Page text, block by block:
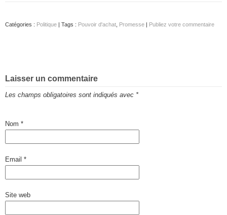
Catégories : Politique | Tags : Pouvoir d'achat Promesse Publiez votre commentaire
Laisser un commentaire
Les champs obligatoires sont indiqués avec *
Nom *
Email *
Site web